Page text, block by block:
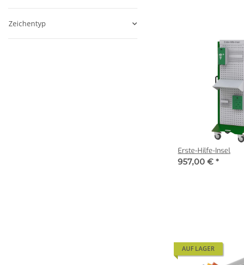
Erste-Hilfe-Insel
957,00 € *
AUF LAGER
Zeichentyp